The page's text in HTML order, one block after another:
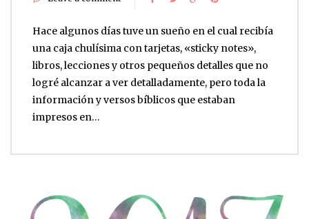
Hace algunos días tuve un sueño en el cual recibía
una caja chulísima con tarjetas, «sticky notes»,
libros, lecciones y otros pequeños detalles que no
logré alcanzar a ver detalladamente, pero toda la
información y versos bíblicos que estaban
impresos en…